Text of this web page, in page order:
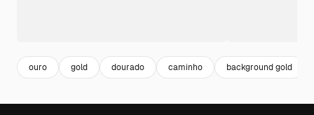
ouro gold dourado caminho background gold